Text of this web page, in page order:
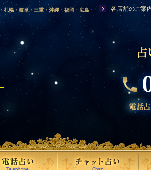
幌・岐阜・三重・沖縄・福岡・広島・
馬・滋賀・福井・仙台・山口・宮崎・山
島根に店舗を構える、口コミで評判の人
各店舗のご案